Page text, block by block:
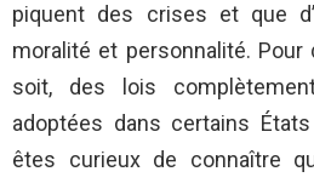
piquent des crises et que
moralité et personnalité. Pour
soit, des lois
adoptées dans certains
êtes curieux de connaître